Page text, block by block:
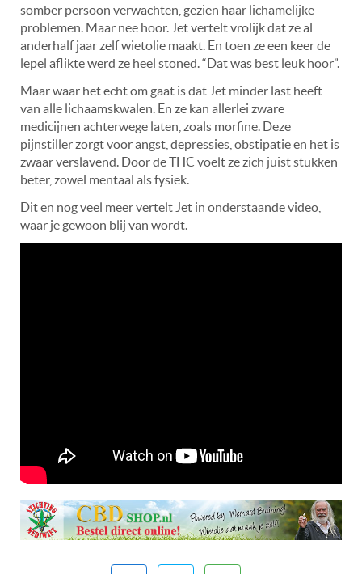
somber persoon verwachten, gezien haar lichamelijke
problemen. Maar nee hoor. Jet vertelt vrolijk dat ze al
anderhalf jaar zelf wietolie maakt. En toen ze een keer de
lepel aflikte werd ze heel stoned. “Dat was best leuk hoor”.
Maar waar het echt om gaat is dat Jet minder last heeft
van alle lichaamskwalen. En ze kan allerlei zware
medicijnen achterwege laten, zoals morfine. Deze
pijnstiller zorgt voor angst, depressies, obstipatie en het is
zwaar verslavend. Door de THC voelt ze zich juist stukken
beter, zowel mentaal als fysiek.
Dit en nog veel meer vertelt Jet in onderstaande video,
waar je gewoon blij van wordt.